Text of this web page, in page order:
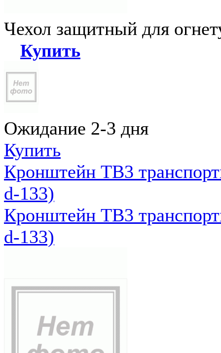
Чехол защитный для
Купить
Ожидание 2-3 дня
Купить
Кронштейн ТВ3
d-133)
Кронштейн ТВ3
d-133)